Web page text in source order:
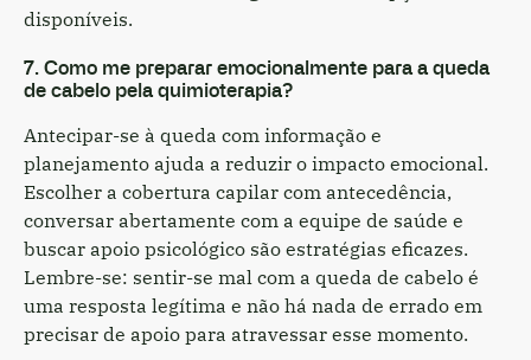
disponíveis.
7. Como me preparar emocionalmente para a queda
de cabelo pela quimioterapia?
Antecipar-se à queda com informação e
planejamento ajuda a reduzir o impacto emocional.
Escolher a cobertura capilar com antecedência,
conversar abertamente com a equipe de saúde e
buscar apoio psicológico são estratégias eficazes.
Lembre-se: sentir-se mal com a queda de cabelo é
uma resposta legítima e não há nada de errado em
precisar de apoio para atravessar esse momento.